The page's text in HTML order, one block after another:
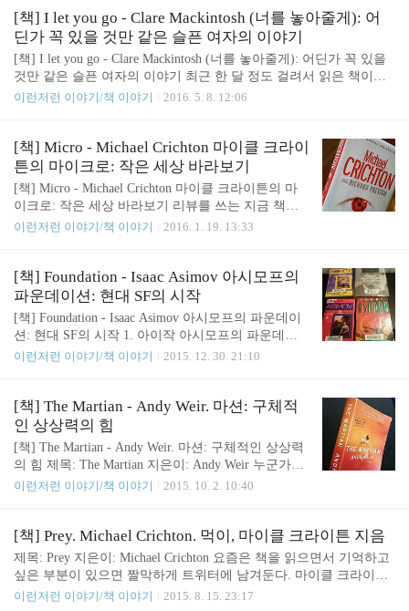
안 되..
어서 전개가 대략 예상이 되고, 감동의 포인트도 비슷비슷하다. 프랑
스 사람이 꼭 한 명 나오고, 배경은 대체로 미국이 주를 이룬다. 미국
이 주도하는 세상을 인정하는 듯하면서 그 사이에 적절히 프랑스 문
화를 섞어 넣는 모양새라 프랑스에서 사랑받는 작가가 됐는지도 모
르겠다. 한국에서도 꽤 인기있는 작가인듯. 늘 그렇듯 기..
[책] I let you go - Clare Mackintosh (너를 놓아줄게): 어
딘가 꼭 있을 것만 같은 슬픈 여자의 이야기
[책] I let you go - Clare Mackintosh (너를 놓아줄게): 어딘가 꼭 있을
것만 같은 슬픈 여자의 이야기 최근 한 달 정도 걸려서 읽은 책이다.
어떤 분이 인상적으로 읽었다길래 찾아서 읽은 책이다. 누군가 인상
Mackintosh #너를놓아줄게 pic.twitter.com/1EagiYHfbs— 황용섭 (@g
guro) 2016년 3월 31일 #너를놓아줄게 매니져동생에게 생일선물로
받은 책 그아이도 그녀도 또 다른 그녀도. 아물수 없는 흉터가 가득
한 그들의 이야기. 다른 의미로 놓아줄 수 없는 안쓰러운 그녀들. 드
라마 같았던 책. 보는 사람까..
이런저런 이야기/책 이야기 2016. 5. 8. 12:06
[책] Micro - Michael Crichton 마이클 크라이
튼의 마이크로: 작은 세상 바라보기
[책] Micro - Michael Crichton 마이클 크라이튼의 마
이크로: 작은 세상 바라보기 리뷰를 쓰는 지금 책을
절반 정도 읽었다. 그리고 지금까지는 좀 아쉽다는
크로. 하와이에 있는 수상쩍은 회사연구소를 조사하
는 것으로 시작. 일단 도입부는 흥미진진하다. #Mich
aelCrichton #Micro #SF pic.twitter.com/rPg1c007jw—
황용섭 (@gguro) 2016년 1월 2일 하와이에 어떤 회사
의 연구소가 있는데 사설탐정을 고용해서 그 연구소
안에 도대체 뭐가 있는지 조사하는 것으로 시작한다.
이라고 보면 된다. 그 사람..
이런저런 이야기/책 이야기 2016. 1. 19. 13:33
[책] Foundation - Isaac Asimov 아시모프의
파운데이션: 현대 SF의 시작
[책] Foundation - Isaac Asimov 아시모프의 파운데이
션: 현대 SF의 시작 1. 아이작 아시모프의 파운데이
션. 언젠가 아주 오래 전에 읽었었더랬다. 해리 셀던
고 다니곤 했었다. 그 때 한국어로 번역된 파운데이
션은 9권이었던 것으로 기억하는데, 그걸 다 살 돈이
없어서 교보문고에 가서 서서 읽었던 기억이 난다.
서서 읽으면서도 눈을 뗄 수 없을 정도로 재밌어서
늘 아쉬워하며 서점을 나왔던 기억이 있다. 아시모프
의 파운데이션을 모아두고 뿌듯해했었다. 왼쪽 위부
on's Edge, Foundation &..
이런저런 이야기/책 이야기 2015. 12. 30. 21:10
[책] The Martian - Andy Weir. 마션: 구체적
인 상상력의 힘
[책] The Martian - Andy Weir. 마션: 구체적인 상상력
의 힘 제목: The Martian 지은이: Andy Weir 누군가의
짹짹이였던 것 같은데, 어떤 아마추어 작가가 자신의
만들어지고 있더라는 글을 보게되었다. 그 사람의 성
공스토리가 특이하다는 식의 글이었는데, 그 글을 본
나는 성공스토리보다 그 글 자체에 더 관심이 갔다.
한국어 번역본이 있는지도 몰랐고, 영화 주인공이 누
이런저런 이야기/책 이야기 2015. 10. 2. 10:40
[책] Prey. Michael Crichton. 먹이, 마이클 크라이튼 지음
제목: Prey 지은이: Michael Crichton 요즘은 책을 읽으면서 기억하고
싶은 부분이 있으면 짤막하게 트위터에 남겨둔다. 마이클 크라이튼
의 먹이도 읽으면서 짤막하게 남겨두었는데, 여기 옮겨와본다. Mich
이런저런 이야기/책 이야기 2015. 8. 15. 23:17